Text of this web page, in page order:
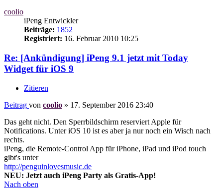
coolio
iPeng Entwickler
Beiträge: 1852
Registriert: 16. Februar 2010 10:25
Re: [Ankündigung] iPeng 9.1 jetzt mit Today
Widget für iOS 9
Zitieren
Beitrag von coolio » 17. September 2016 23:40
Das geht nicht. Den Sperrbildschirm reserviert Apple für
Notifications. Unter iOS 10 ist es aber ja nur noch ein Wisch nach
rechts.
iPeng, die Remote-Control App für iPhone, iPad und iPod touch
gibt's unter
http://penguinlovesmusic.de
NEU: Jetzt auch iPeng Party als Gratis-App!
Nach oben